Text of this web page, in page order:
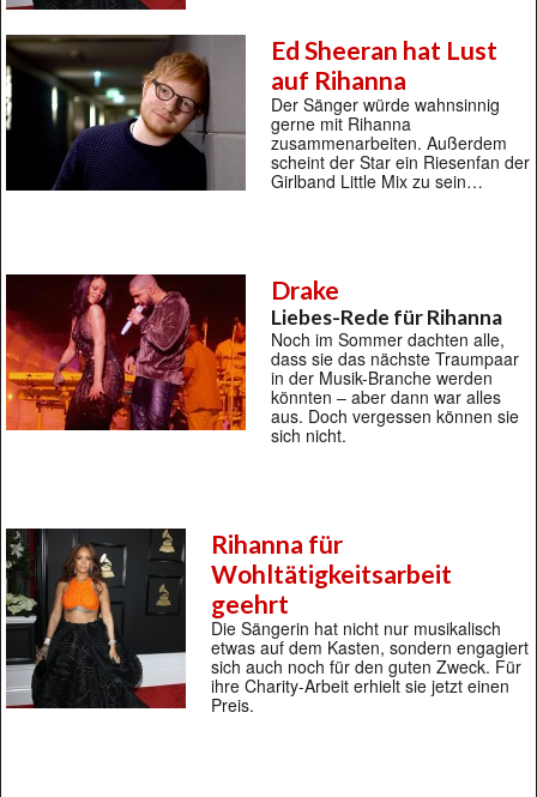
Ed Sheeran hat Lust
auf Rihanna
Der Sänger würde wahnsinnig
gerne mit Rihanna
zusammenarbeiten. Außerdem
scheint der Star ein Riesenfan der
Girlband Little Mix zu sein…
Drake
Liebes-Rede für Rihanna
Noch im Sommer dachten alle,
dass sie das nächste Traumpaar
in der Musik-Branche werden
könnten – aber dann war alles
aus. Doch vergessen können sie
sich nicht.
Rihanna für
Wohltätigkeitsarbeit
geehrt
Die Sängerin hat nicht nur musikalisch
etwas auf dem Kasten, sondern engagiert
sich auch noch für den guten Zweck. Für
ihre Charity-Arbeit erhielt sie jetzt einen
Preis.